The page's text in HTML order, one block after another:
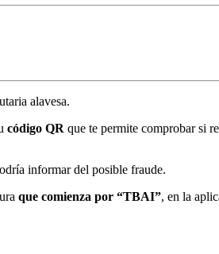
alavesa.
código QR que te permite comprobar si
informar del posible fraude.
que comienza por “TBAI”, en la